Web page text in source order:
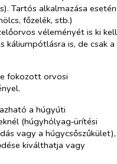
Tartós alkalmazása esetén
főzelék, stb.)
véleményét is ki kell
káliumpótlásra is, de csak a
fokozott orvosi
a húgyúti
(húgyhólyag‑ürítési
vagy a húgycsőszűkület),
kiválthatja vagy